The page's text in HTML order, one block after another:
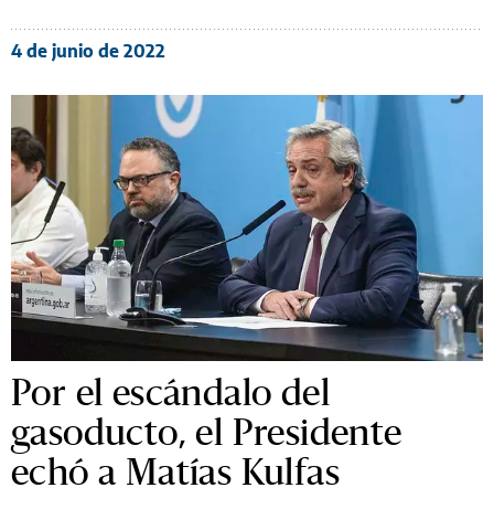
4 de junio de 2022
Por el escándalo del
gasoducto, el Presidente
echó a Matías Kulfas